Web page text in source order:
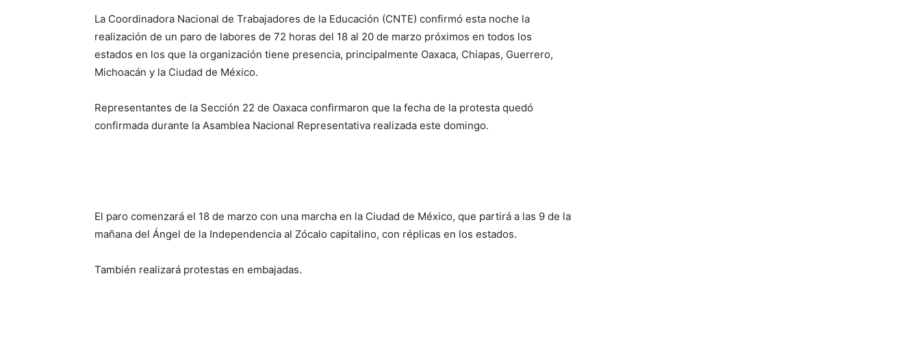
La Coordinadora Nacional de Trabajadores de la Educación (CNTE) confirmó esta noche la
realización de un paro de labores de 72 horas del 18 al 20 de marzo próximos en todos los
estados en los que la organización tiene presencia, principalmente Oaxaca, Chiapas, Guerrero,
Michoacán y la Ciudad de México.
Representantes de la Sección 22 de Oaxaca confirmaron que la fecha de la protesta quedó
confirmada durante la Asamblea Nacional Representativa realizada este domingo.
El paro comenzará el 18 de marzo con una marcha en la Ciudad de México, que partirá a las 9 de la
mañana del Ángel de la Independencia al Zócalo capitalino, con réplicas en los estados.
También realizará protestas en embajadas.